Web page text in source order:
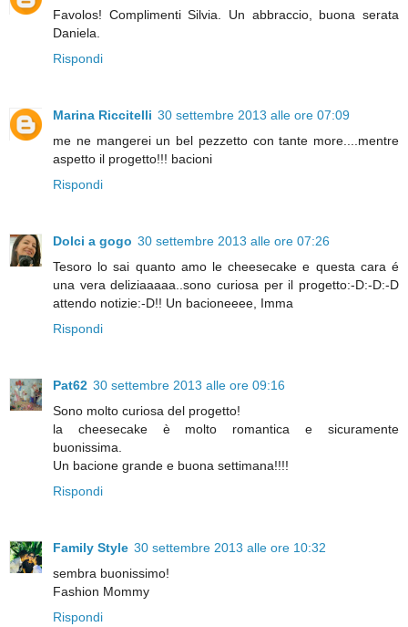
Favolos! Complimenti Silvia. Un abbraccio, buona serata
Daniela.
Rispondi
Marina Riccitelli 30 settembre 2013 alle ore 07:09
me ne mangerei un bel pezzetto con tante more....mentre
aspetto il progetto!!! bacioni
Rispondi
Dolci a gogo 30 settembre 2013 alle ore 07:26
Tesoro lo sai quanto amo le cheesecake e questa cara é
una vera deliziaaaaa..sono curiosa per il progetto:-D:-D:-D
attendo notizie:-D!! Un bacioneeee, Imma
Rispondi
Pat62 30 settembre 2013 alle ore 09:16
Sono molto curiosa del progetto!
la cheesecake è molto romantica e sicuramente
buonissima.
Un bacione grande e buona settimana!!!!
Rispondi
Family Style 30 settembre 2013 alle ore 10:32
sembra buonissimo!
Fashion Mommy
Rispondi